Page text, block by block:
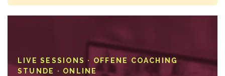
LIVE SESSIONS · OFFENE COACHING
STUNDE · ONLINE